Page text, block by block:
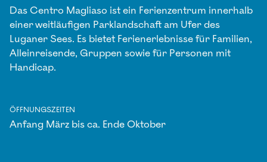
Das Centro Magliaso ist ein Ferienzentrum innerhalb
einer weitläufigen Parklandschaft am Ufer des
Luganer Sees. Es bietet Ferienerlebnisse für Familien,
Alleinreisende, Gruppen sowie für Personen mit
Handicap.
ÖFFNUNGSZEITEN
Anfang März bis ca. Ende Oktober